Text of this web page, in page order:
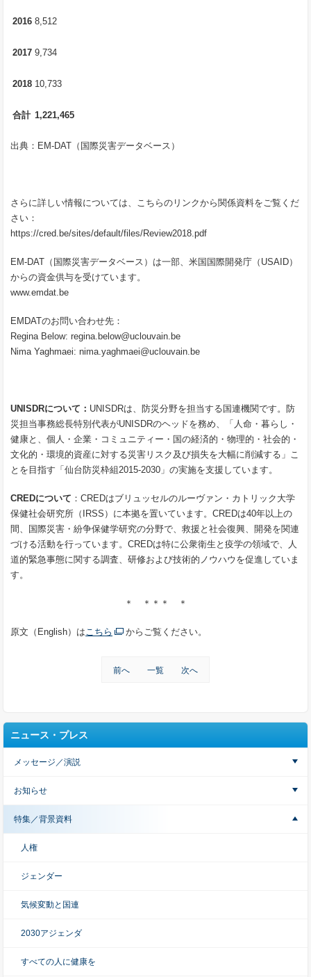
2016 8,512
2017 9,734
2018 10,733
合計 1,221,465
出典：EM-DAT（国際災害データベース）
さらに詳しい情報については、こちらのリンクから関係資料をご覧くだ
さい：
https://cred.be/sites/default/files/Review2018.pdf
EM-DAT（国際災害データベース）は一部、米国国際開発庁（USAID）
からの資金供与を受けています。
www.emdat.be
EMDATのお問い合わせ先：
Regina Below: regina.below@uclouvain.be
Nima Yaghmaei: nima.yaghmaei@uclouvain.be
UNISDRについて： UNISDRは、防災分野を担当する国連機関です。防
災担当事務総長特別代表がUNISDRのヘッドを務め、「人命・暮らし・
健康と、個人・企業・コミュニティー・国の経済的・物理的・社会的・
文化的・環境的資産に対する災害リスク及び損失を大幅に削減する」こ
とを目指す「仙台防災枠組2015-2030」の実施を支援しています。
CREDについて ：CREDはブリュッセルのルーヴァン・カトリック大学
保健社会研究所（IRSS）に本拠を置いています。CREDは40年以上の
間、国際災害・紛争保健学研究の分野で、救援と社会復興、開発を関連
づける活動を行っています。CREDは特に公衆衛生と疫学の領域で、人
道的緊急事態に関する調査、研修および技術的ノウハウを促進していま
す。
＊ ＊＊＊ ＊
原文（English）は こちら からご覧ください。
前へ 一覧 次へ
ニュース・プレス
メッセージ／演説
お知らせ
特集／背景資料
人権
ジェンダー
気候変動と国連
2030アジェンダ
すべての人に健康を